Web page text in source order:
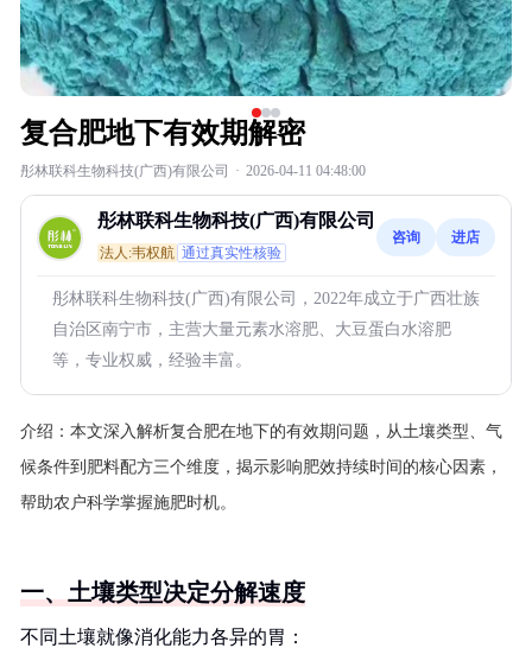
复合肥地下有效期解密
彤林联科生物科技(广西)有限公司 · 2026-04-11 04:48:00
彤林联科生物科技(广西)有限公司
法人:韦权航 通过真实性核验
咨询 进店
彤林联科生物科技(广西)有限公司，2022年成立于广西壮族
自治区南宁市，主营大量元素水溶肥、大豆蛋白水溶肥
等，专业权威，经验丰富。
介绍： 本文深入解析复合肥在地下的有效期问题，从土壤类型、气
候条件到肥料配方三个维度，揭示影响肥效持续时间的核心因素，
帮助农户科学掌握施肥时机。
一、土壤类型决定分解速度
不同土壤就像消化能力各异的胃：